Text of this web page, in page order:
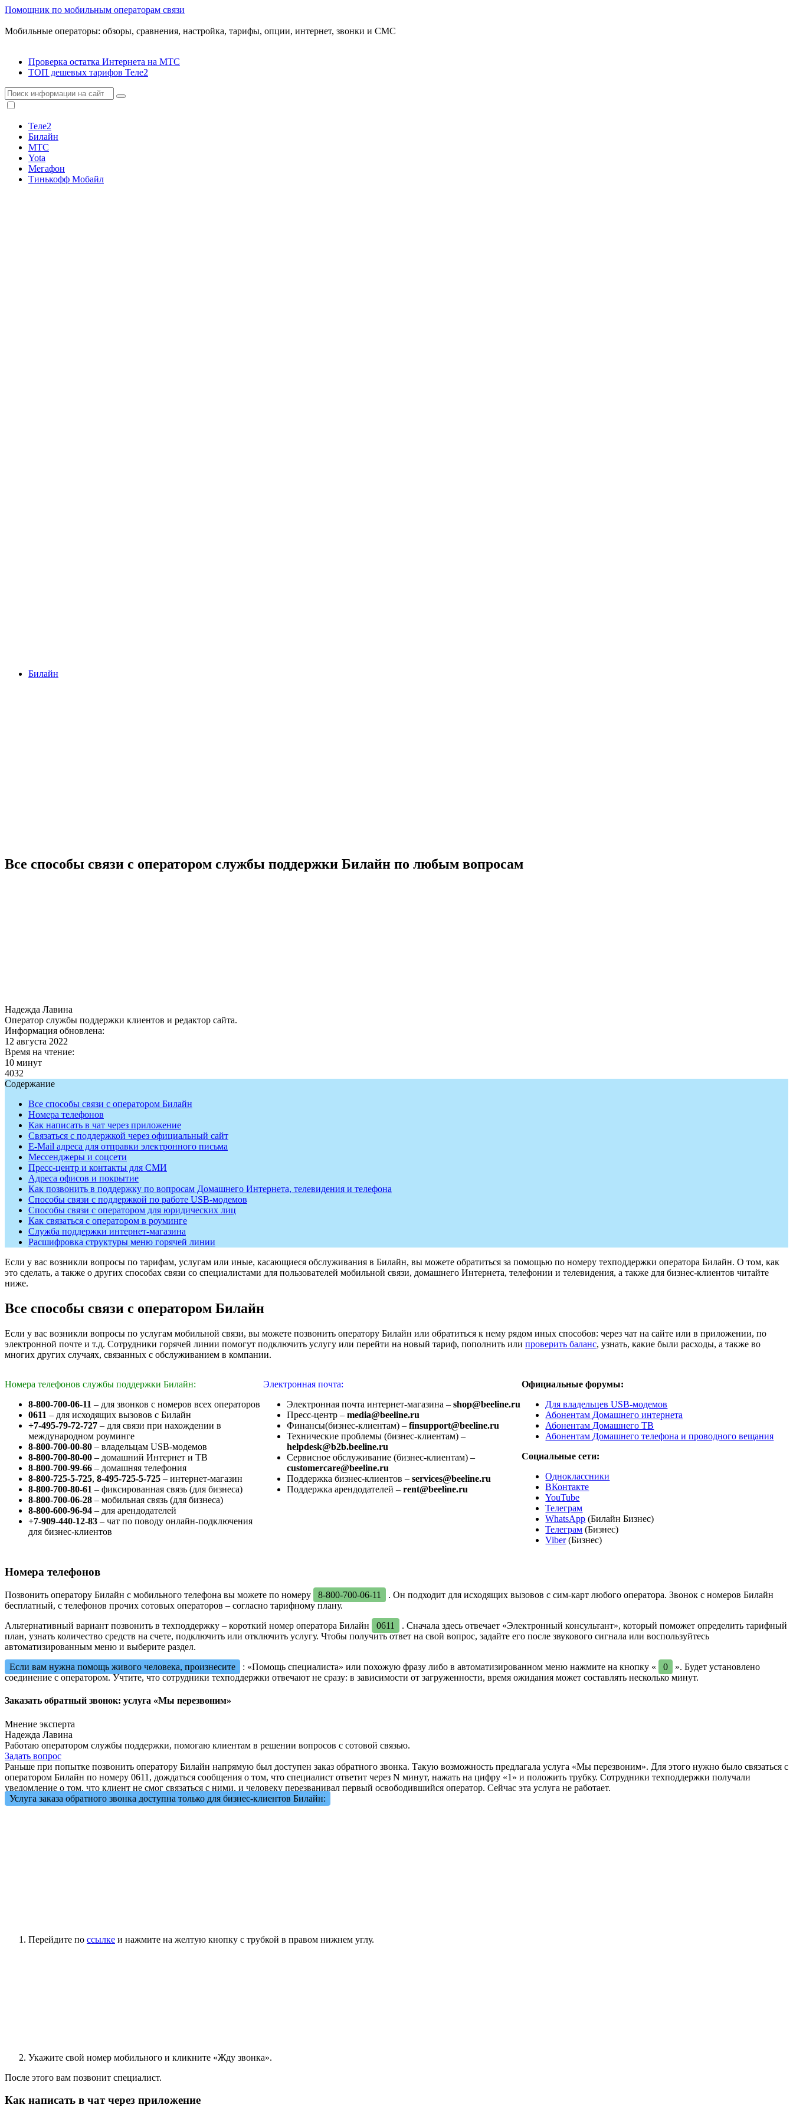
Помощник по мобильным операторам связи
Мобильные операторы: обзоры, сравнения, настройка, тарифы, опции, интернет, звонки и СМС
Проверка остатка Интернета на МТС
ТОП дешевых тарифов Теле2
Теле2
Билайн
МТС
Yota
Мегафон
Тинькофф Мобайл
Билайн
Все способы связи с оператором службы поддержки Билайн по любым вопросам
Надежда Лавина
Оператор службы поддержки клиентов и редактор сайта.
Информация обновлена:
12 августа 2022
Время на чтение:
10 минут
4032
Содержание
Все способы связи с оператором Билайн
Номера телефонов
Как написать в чат через приложение
Связаться с поддержкой через официальный сайт
E-Mail адреса для отправки электронного письма
Мессенджеры и соцсети
Пресс-центр и контакты для СМИ
Адреса офисов и покрытие
Как позвонить в поддержку по вопросам Домашнего Интернета, телевидения и телефона
Способы связи с поддержкой по работе USB-модемов
Способы связи с оператором для юридических лиц
Как связаться с оператором в роуминге
Служба поддержки интернет-магазина
Расшифровка структуры меню горячей линии
Если у вас возникли вопросы по тарифам, услугам или иные, касающиеся обслуживания в Билайн, вы можете обратиться за помощью по номеру техподдержки оператора Билайн. О том, как
это сделать, а также о других способах связи со специалистами для пользователей мобильной связи, домашнего Интернета, телефонии и телевидения, а также для бизнес-клиентов читайте
ниже.
Все способы связи с оператором Билайн
Если у вас возникли вопросы по услугам мобильной связи, вы можете позвонить оператору Билайн или обратиться к нему рядом иных способов: через чат на сайте или в приложении, по
электронной почте и т.д. Сотрудники горячей линии помогут подключить услугу или перейти на новый тариф, пополнить или проверить баланс, узнать, какие были расходы, а также во
многих других случаях, связанных с обслуживанием в компании.
Номера телефонов службы поддержки Билайн:
8-800-700-06-11 – для звонков с номеров всех операторов
0611 – для исходящих вызовов с Билайн
+7-495-79-72-727 – для связи при нахождении в
международном роуминге
8-800-700-00-80 – владельцам USB-модемов
8-800-700-80-00 – домашний Интернет и ТВ
8-800-700-99-66 – домашняя телефония
8-800-725-5-725, 8-495-725-5-725 – интернет-магазин
8-800-700-80-61 – фиксированная связь (для бизнеса)
8-800-700-06-28 – мобильная связь (для бизнеса)
8-800-600-96-94 – для арендодателей
+7-909-440-12-83 – чат по поводу онлайн-подключения
для бизнес-клиентов
Электронная почта:
Электронная почта интернет-магазина –shop@beeline.ru
Пресс-центр –media@beeline.ru
Финансы(бизнес-клиентам) –finsupport@beeline.ru
Технические проблемы (бизнес-клиентам) –
helpdesk@b2b.beeline.ru
Сервисное обслуживание (бизнес-клиентам) –
customercare@beeline.ru
Поддержка бизнес-клиентов –services@beeline.ru
Поддержка арендодателей –rent@beeline.ru
Официальные форумы:
Для владельцев USB-модемов
Абонентам Домашнего интернета
Абонентам Домашнего ТВ
Абонентам Домашнего телефона и проводного вещания
Социальные сети:
Одноклассники
ВКонтакте
YouTube
Телеграм
WhatsApp (Билайн Бизнес)
Телеграм (Бизнес)
Viber(Бизнес)
Номера телефонов
Позвонить оператору Билайн с мобильного телефона вы можете по номеру 8-800-700-06-11
. Он подходит для исходящих вызовов с сим-карт любого оператора. Звонок с номеров Билайн
бесплатный, с телефонов прочих сотовых операторов – согласно тарифному плану.
Альтернативный вариант позвонить в техподдержку – короткий номер оператора Билайн
0611
. Сначала здесь отвечает «Электронный консультант», который поможет определить тарифный
план, узнать количество средств на счете, подключить или отключить услугу. Чтобы получить ответ на свой вопрос, задайте его после звукового сигнала или воспользуйтесь
автоматизированным меню и выберите раздел.
Если вам нужна помощь живого человека, произнесите
: «Помощь специалиста» или похожую фразу либо в автоматизированном меню нажмите на кнопку « 0
». Будет установлено
соединение с оператором. Учтите, что сотрудники техподдержки отвечают не сразу: в зависимости от загруженности, время ожидания может составлять несколько минут.
Заказать обратный звонок: услуга «Мы перезвоним»
Мнение эксперта
Надежда Лавина
Работаю оператором службы поддержки, помогаю клиентам в решении вопросов с сотовой связью.
Задать вопрос
Раньше при попытке позвонить оператору Билайн напрямую был доступен заказ обратного звонка. Такую возможность предлагала услуга «Мы перезвоним». Для этого нужно было связаться с
оператором Билайн по номеру 0611, дождаться сообщения о том, что специалист ответит через N минут, нажать на цифру «1» и положить трубку. Сотрудники техподдержки получали
уведомление о том, что клиент не смог связаться с ними, и человеку перезванивал первый освободившийся оператор. Сейчас эта услуга не работает.
Услуга заказа обратного звонка доступна только для бизнес-клиентов Билайн:
Перейдите по ссылке и нажмите на желтую кнопку с трубкой в правом нижнем углу.
Укажите свой номер мобильного и кликните «Жду звонка».
После этого вам позвонит специалист.
Как написать в чат через приложение